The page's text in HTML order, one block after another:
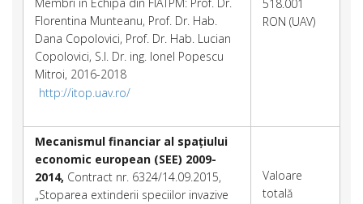
Florentina Munteanu, Prof. Dr. Hab.
Dana Copolovici, Prof. Dr. Hab. Lucian
Copolovici, S.l. Dr. ing. Ionel Popescu
Mitroi, 2016-2018
http://itop.uav.ro/
518.001
RON (UAV)
Mecanismul financiar al spațiului
economic european (SEE) 2009-
2014, Contract nr. 6324/14.09.2015,
„Stoparea extinderii speciilor invazive
Valoare
totală